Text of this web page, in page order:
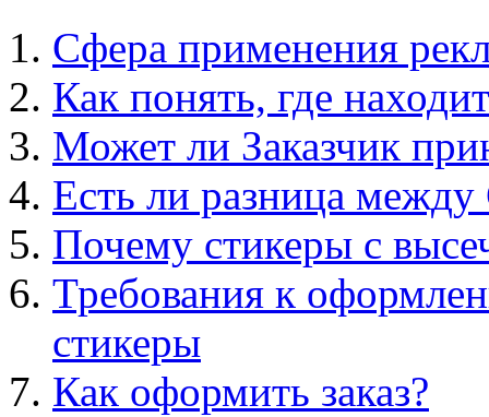
Сфера применения
Как понять, где
Может ли Заказчик
Есть ли разница
Почему стикеры с
Требования к
стикеры
Как оформить заказ?